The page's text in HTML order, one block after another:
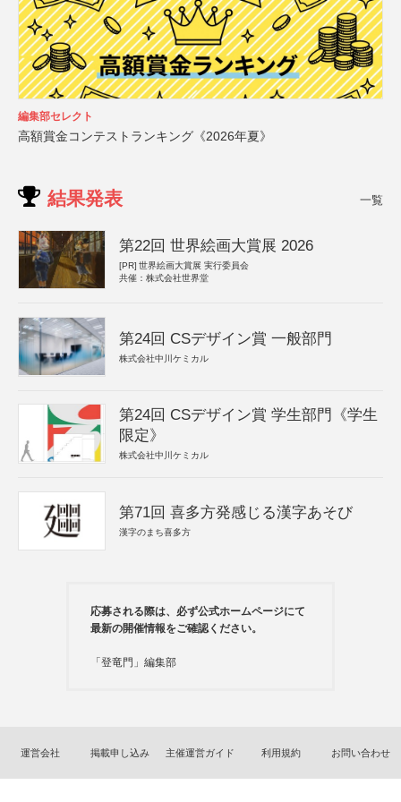
編集部セレクト
高額賞金コンテストランキング《2026年夏》
結果発表 一覧
第22回 世界絵画大賞展 2026
[PR] 世界絵画大賞展 実行委員会
共催：株式会社世界堂
第24回 CSデザイン賞 一般部門
株式会社中川ケミカル
第24回 CSデザイン賞 学生部門《学生
限定》
株式会社中川ケミカル
第71回 喜多方発感じる漢字あそび
漢字のまち喜多方
応募される際は、必ず公式ホームページにて
最新の開催情報をご確認ください。
「登竜門」編集部
運営会社 掲載申し込み 主催運営ガイド 利用規約 お問い合わせ